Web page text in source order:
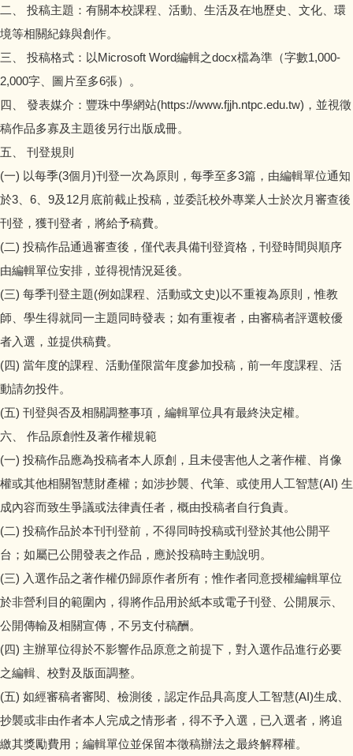
人事專區
豐味誌
藝術家駐校計畫
二、 投稿主題：有關本校課程、活動、生活及在地歷史、文化、環
境等相關紀錄與創作。
三、 投稿格式：以Microsoft Word編輯之docx檔為準（字數1,000-
2,000字、圖片至多6張）。
四、 發表媒介：豐珠中學網站(https://www.fjjh.ntpc.edu.tw)，並視徵
稿作品多寡及主題後另行出版成冊。
五、 刊登規則
(一) 以每季(3個月)刊登一次為原則，每季至多3篇，由編輯單位通知
於3、6、9及12月底前截止投稿，並委託校外專業人士於次月審查後
刊登，獲刊登者，將給予稿費。
(二) 投稿作品通過審查後，僅代表具備刊登資格，刊登時間與順序
由編輯單位安排，並得視情況延後。
(三) 每季刊登主題(例如課程、活動或文史)以不重複為原則，惟教
師、學生得就同一主題同時發表；如有重複者，由審稿者評選較優
者入選，並提供稿費。
(四) 當年度的課程、活動僅限當年度參加投稿，前一年度課程、活
動請勿投件。
(五) 刊登與否及相關調整事項，編輯單位具有最終決定權。
六、 作品原創性及著作權規範
(一) 投稿作品應為投稿者本人原創，且未侵害他人之著作權、肖像
權或其他相關智慧財產權；如涉抄襲、代筆、或使用人工智慧(AI) 生
成內容而致生爭議或法律責任者，概由投稿者自行負責。
(二) 投稿作品於本刊刊登前，不得同時投稿或刊登於其他公開平
台；如屬已公開發表之作品，應於投稿時主動說明。
(三) 入選作品之著作權仍歸原作者所有；惟作者同意授權編輯單位
於非營利目的範圍內，得將作品用於紙本或電子刊登、公開展示、
公開傳輸及相關宣傳，不另支付稿酬。
(四) 主辦單位得於不影響作品原意之前提下，對入選作品進行必要
之編輯、校對及版面調整。
(五) 如經審稿者審閱、檢測後，認定作品具高度人工智慧(AI)生成、
抄襲或非由作者本人完成之情形者，得不予入選，已入選者，將追
繳其獎勵費用；編輯單位並保留本徵稿辦法之最終解釋權。